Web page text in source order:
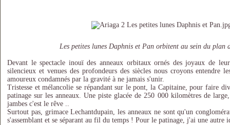
Les petites lunes Daphnis et Pan orbitent au sein du plan
Devant le spectacle inouï des anneaux orbitaux ornés des joyaux de
silencieux et venues des profondeurs des siècles nous croyons entendre
amoureux condamnés par la gravité à ne jamais s'unir.
Tristesse et mélancolie se répandant sur le pont, la Capitaine, pour faire
patinage sur les anneaux. Une piste glacée de 250 000 kilomètres de
jambes c'est le rêve ..
Surtout pas, grimace Lechantdupain, les anneaux ne sont qu'un
s'assemblant et se séparant au fil du temps ! Pour le patinage, j'ai une autre